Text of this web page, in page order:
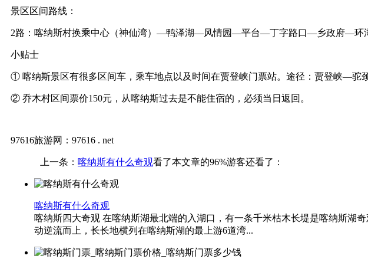
景区区间路线：
2路：喀纳斯村换乘中心（神仙湾）—鸭泽湖—风情园—平台—丁字路口—乡政府—
小贴士
① 喀纳斯景区有很多区间车，乘车地点以及时间在贾登峡门票站。途径：贾登
② 乔木村区间票价150元，从喀纳斯过去是不能住宿的，必须当日返回。
97616旅游网：97616 . net
上一条： 喀纳斯有什么奇观看了本文章的96%游客还看了：
喀纳斯有什么奇观
喀纳斯四大奇观 在喀纳斯湖最北端的入湖口，有一条千米枯木长堤是喀纳斯湖
动逆流而上，长长地横列在喀纳斯湖的最上游6道湾...